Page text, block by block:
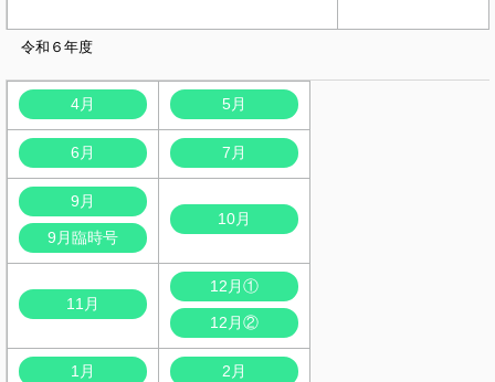
令和６年度
4月 5月
6月 7月
9月
9月臨時号
10月
11月
12月①
12月②
1月 2月